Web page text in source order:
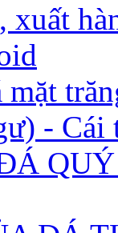
xuất
- Cái
QUÝ